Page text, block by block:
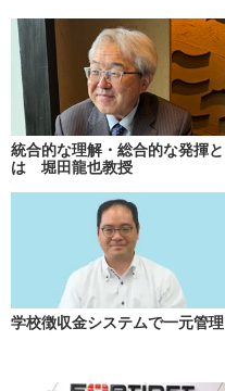
統合的な理解・総合的な発揮と
は 堀田龍也教授
学校徴収金システムで一元管理